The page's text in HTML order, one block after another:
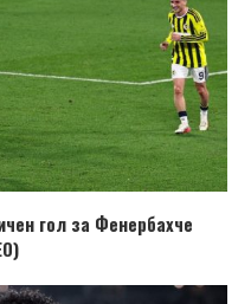
гол за Фенербахче